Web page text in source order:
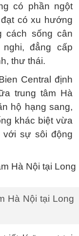
có phần ngột
có xu hướng
cách sống cân
đẳng cấp
thư thái.
Central định
trung tâm Hà
hộ hạng sang,
khác biệt vừa
với sự sôi động
Hà Nội tại Long